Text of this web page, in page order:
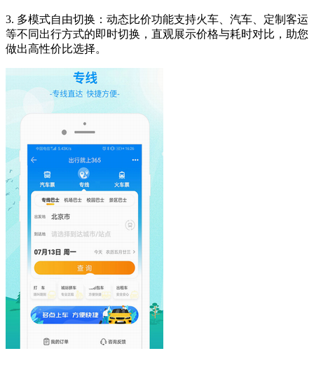
3. 多模式自由切换：动态比价功能支持火车、汽车、定制客运
等不同出行方式的即时切换，直观展示价格与耗时对比，助您
做出高性价比选择。